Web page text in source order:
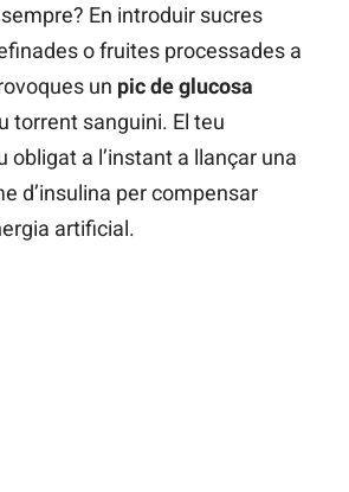
En introduir sucres
o fruites processades a
un pic de glucosa
torrent sanguini. El teu
obligat a l’instant a llançar una
d’insulina per compensar
artificial.